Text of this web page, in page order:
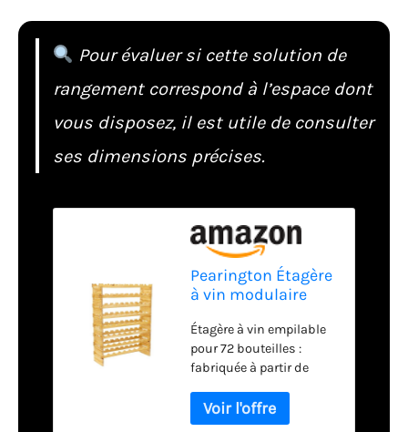
Pour évaluer si cette solution de
rangement correspond à l’espace dont
vous disposez, il est utile de consulter
ses dimensions précises.
Pearington Étagère
à vin modulaire
niveaux en pin
massif pour 72
bouteilles, étagères
sans oscillation
pour cuisine, bar et
Étagère à vin empilable
pour 72 bouteilles :
fabriquée à partir de
empilable mesure 85,1 x
25,4 x 109,2 cm (l x P x H)